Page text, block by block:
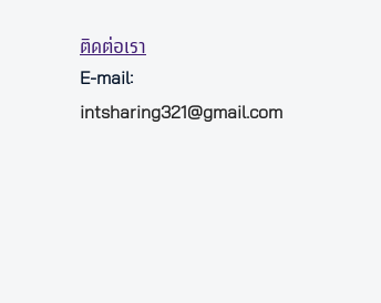
ติดต่อเรา
E-mail:
intsharing321@gmail.com